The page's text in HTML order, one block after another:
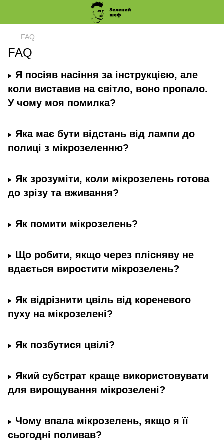
FAQ
FAQ
Я посіяв насіння за інструкцією, але
коли виставив на світло, воно пропало.
У чому моя помилка?
Яка має бути відстань від лампи до
полиці з мікрозеленню?
Як зрозуміти, коли мікрозелень готова
до зрізу та вживання?
Як помити мікрозелень?
Що робити, якщо через плісняву не
вдається виростити мікрозелень?
Як відрізнити цвіль від кореневого
пуху на мікрозелені?
Як позбутися цвілі?
Який субстрат краще використовувати
для вирощування мікрозелені?
Чому впала мікрозелень, якщо я її
сьогодні поливав?